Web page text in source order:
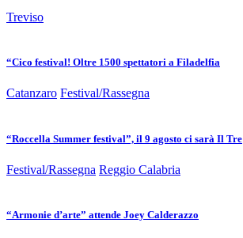
Treviso
“Cico festival! Oltre 1500 spettatori a Filadelfia
Catanzaro Festival/Rassegna
“Roccella Summer festival”, il 9 agosto ci sarà Il Tre
Festival/Rassegna Reggio Calabria
“Armonie d’arte” attende Joey Calderazzo